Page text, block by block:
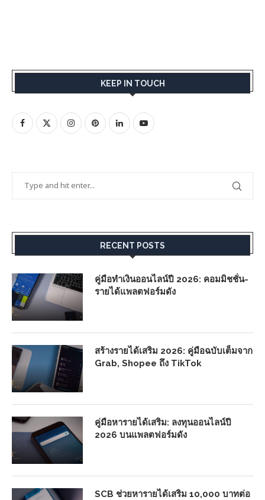
KEEP IN TOUCH
RECENT POSTS
คู่มือทำเงินออนไลน์ปี 2026: คอมมิชชั่น-
รายได้แพลตฟอร์มดัง
สร้างรายได้เสริม 2026: คู่มือฉบับเต็มจาก
Grab, Shopee ถึง TikTok
คู่มือหารายได้เสริม: ลงทุนออนไลน์ปี
2026 บนแพลตฟอร์มดัง
SCB ช่วยหารายได้เสริม 10,000 บาทต่อ